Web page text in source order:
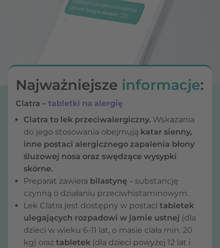
Najważniejsze informacje:
Clatra – tabletki na alergię
Clatra to lek przeciwalergiczny. Wskazania
do jego stosowania obejmują katar sienny,
inne postaci alergicznego zapalenia błony
śluzowej nosa oraz swędzące wysypki
skórne.
Preparat zawiera bilastynę – substancję
czynną o działaniu przeciwhistaminowym.
Lek Clatra jest dostępny w postaci tabletek
ulegających rozpadowi w jamie ustnej (dla
dzieci w wieku 6-11 lat, o masie ciała min. 20
kg) oraz tabletek (dla dzieci powyżej 12 lat i